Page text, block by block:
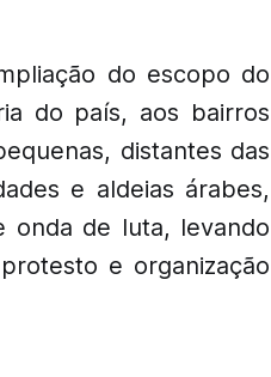
do escopo do
do país, aos bairros
distantes das
e aldeias árabes,
onda de luta, levando
e organização